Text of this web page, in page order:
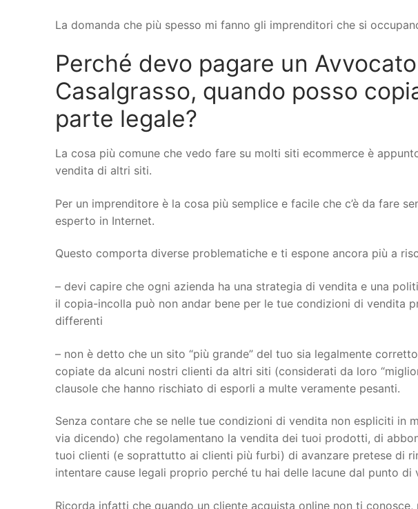
La domanda che più spesso mi fanno gli imprenditori che si
Perché devo pagare un
Casalgrasso, quando posso
parte legale?
La cosa più comune che vedo fare su molti siti ecommerce è
vendita di altri siti.
Per un imprenditore è la cosa più semplice e facile che c’è da fare
esperto in Internet.
Questo comporta diverse problematiche e ti espone ancora più a
– devi capire che ogni azienda ha una strategia di vendita e una
il copia-incolla può non andar bene per le tue condizioni di vendita
differenti
– non è detto che un sito “più grande” del tuo sia legalmente
copiate da alcuni nostri clienti da altri siti (considerati da loro
clausole che hanno rischiato di esporli a multe veramente pesanti.
Senza contare che se nelle tue condizioni di vendita non espliciti in
via dicendo) che regolamentano la vendita dei tuoi prodotti, di
tuoi clienti (e soprattutto ai clienti più furbi) di avanzare pretese di
intentare cause legali proprio perché tu hai delle lacune dal punto di
Ricorda infatti che quando un cliente acquista online non ti